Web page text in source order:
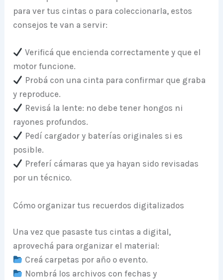
para ver tus cintas o para coleccionarla, estos
consejos te van a servir:
Verificá que encienda correctamente y que el
motor funcione.
Probá con una cinta para confirmar que graba
y reproduce.
Revisá la lente: no debe tener hongos ni
rayones profundos.
Pedí cargador y baterías originales si es
posible.
Preferí cámaras que ya hayan sido revisadas
por un técnico.
Cómo organizar tus recuerdos digitalizados
Una vez que pasaste tus cintas a digital,
aprovechá para organizar el material:
Creá carpetas por año o evento.
Nombrá los archivos con fechas y